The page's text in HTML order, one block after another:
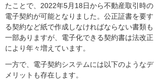
たことで、2022年5月18日から不動産取引時の
電子契約が可能となりました。公正証書を要す
る契約など紙で作成しなければならない書類も
一部ありますが、電子化できる契約書は法改正
により年々増えています。
一方で、電子契約システムには以下のようなデ
メリットも存在します。